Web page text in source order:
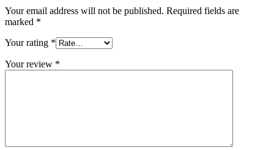
Your email address will not be published. Required fields are
marked *
Your rating *
Your review *